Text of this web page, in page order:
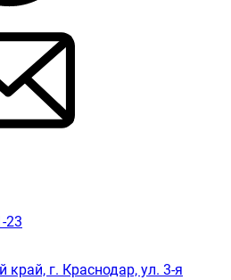
23
край, г. Краснодар, ул. 3-я